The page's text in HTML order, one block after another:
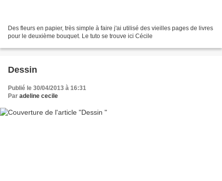
Des fleurs en papier, très simple à faire j'ai utilisé des vieilles pages de livres
pour le deuxième bouquet. Le tuto se trouve ici Cécile
Dessin
Publié le 30/04/2013 à 16:31
Par adeline cecile